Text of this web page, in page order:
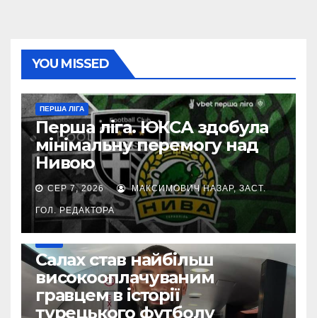
YOU MISSED
ПЕРША ЛІГА
Перша ліга. ЮКСА здобула
мінімальну перемогу над
Нивою
СЕР 7, 2026 МАКСИМОВИЧ НАЗАР, ЗАСТ.
ГОЛ. РЕДАКТОРА
Салах став найбільш
високооплачуваним
гравцем в історії
турецького футболу